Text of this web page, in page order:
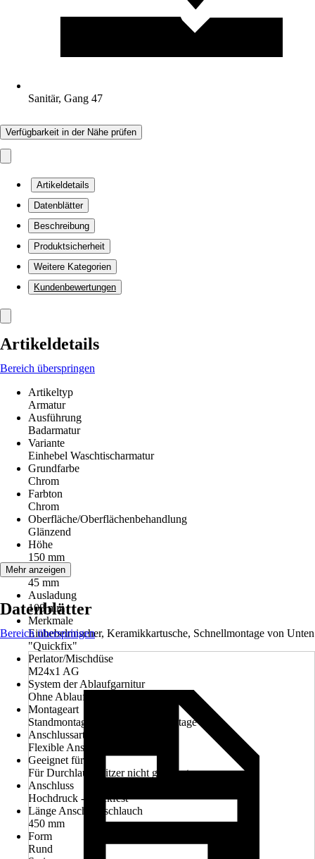
Sanitär, Gang 47
Verfügbarkeit in der Nähe prüfen
Artikeldetails
Datenblätter
Beschreibung
Produktsicherheit
Weitere Kategorien
Kundenbewertungen
Artikeldetails
Bereich überspringen
Artikeltyp
Armatur
Ausführung
Badarmatur
Variante
Einhebel Waschtischarmatur
Grundfarbe
Chrom
Farbton
Chrom
Oberfläche/Oberflächenbehandlung
Glänzend
Höhe
150 mm
Breite
45 mm
Ausladung
108 mm
Merkmale
Einhebelmischer, Keramikkartusche, Schnellmontage von Unten
"Quickfix"
Perlator/Mischdüse
M24x1 AG
System der Ablaufgarnitur
Ohne Ablaufgarnitur
Montageart
Standmontage, Stand-Schnellmontage
Anschlussart
Flexible Anschlussschläuche 3/8"
Geeignet für
Für Durchlauferhitzer nicht geeignet
Anschluss
Hochdruck - druckfest
Länge Anschlussschlauch
450 mm
Form
Rund
Mehr anzeigen
Datenblätter
Bereich überspringen